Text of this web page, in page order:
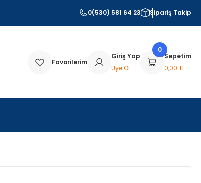
0(530) 581 64 23 Sipariş Takip
Favorilerim
Giriş Yap
Üye Ol
0
Sepetim
0,00 TL